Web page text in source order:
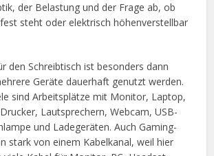
der Belastung und der Frage ab, ob
steht oder elektrisch höhenverstellbar
den Schreibtisch ist besonders dann
Geräte dauerhaft genutzt werden.
sind Arbeitsplätze mit Monitor, Laptop,
Lautsprechern, Webcam, USB-
und Ladegeräten. Auch Gaming-
stark von einem Kabelkanal, weil hier